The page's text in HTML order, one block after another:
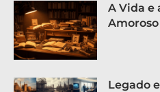
A Vida e
Legado